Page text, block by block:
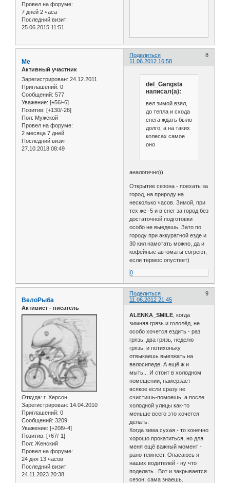
Провел на форуме:
7 дней 2 часа
Последний визит:
25.06.2015 11:51
Поделиться
8
11.06.2012 16:58
Me
Активный участник
Зарегистрирован: 24.12.2011
Приглашений: 0
Сообщений: 577
Уважение: [+56/-6]
Позитив: [+130/-26]
Пол: Мужской
Провел на форуме:
2 месяца 7 дней
Последний визит:
27.10.2018 08:49
del_Gangsta
написал(а):
вел зимой взял,
до тепла и схода
снега ждать было
долго, а на таких
колесах самое
оно
аналогично))
Открытие сезона - поехать за
город, на природу на
несколько часов. Зимой, при
тех же -5 и в снег за город без
достаточной подготовки
особо не выедешь. Зато по
городу при аккуратной езде и
30 кил намотать можно, да и
кофейные автоматы согреют,
если термос опустеет)
0
Поделиться
9
11.06.2012 21:45
ВелоРыба
Активист - писатель
Откуда: г. Херсон
Зарегистрирован: 14.04.2010
Приглашений: 0
Сообщений: 3209
Уважение: [+208/-4]
Позитив: [+67/-1]
Пол: Женский
Провел на форуме:
24 дня 13 часов
Последний визит:
24.11.2023 20:38
ALENKA_SMILE , когда
зимняя грязь и гололёд, не
особо хочется ездить - раз
грязь, два грязь, неделю
грязь, и потихоньку
отвыкаешь выезжать на
велосипеде. А ещё ж и
мыть... И стоит в холодном
помещении, намерзает
всякое если сразу не
счистишь-помоешь, а после
холодной улицы как-то
меньше всего это хочется
делать.
Когда зима сухая - то конечно
хорошо прокатиться, но для
меня ещё важный момент -
рано темнеет. Опасаюсь я
наших водителей - ну что
поделать. Вот и закрывается
сезон, сама знаешь.